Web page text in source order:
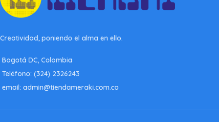
Creatividad, poniendo el alma en ello.
Bogotá DC, Colombia
Teléfono: (324) 2326243
email: admin@tiendameraki.com.co